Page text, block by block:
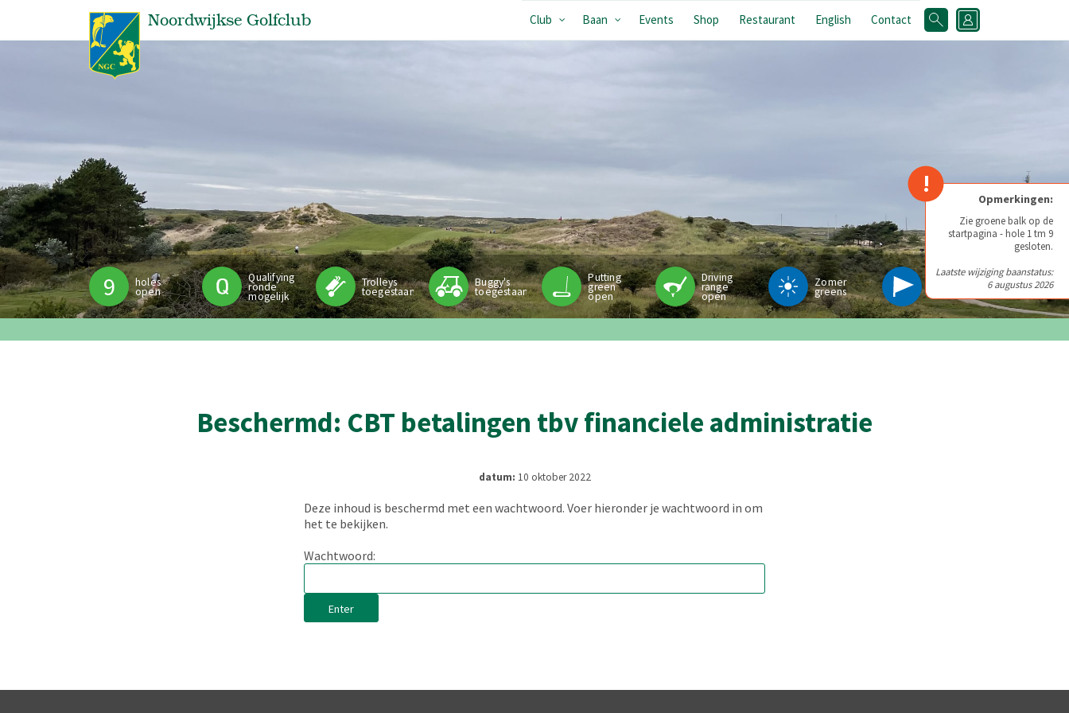
Noordwijkse Golfclub Club Baan Events Shop Restaurant English Contact
!
Opmerkingen:
Zie groene balk op de
startpagina - hole 1 tm 9
gesloten.
Laatste wijziging baanstatus:
6 augustus 2026
9 holes
open
Qualifying
ronde
mogelijk
Trolleys
toegestaan
Buggy's
toegestaan
Putting
green
open
Driving
range
open
Zomer
greens
Beschermd: CBT betalingen tbv financiele administratie
datum: 10 oktober 2022
Deze inhoud is beschermd met een wachtwoord. Voer hieronder je wachtwoord in om
het te bekijken.
Wachtwoord: